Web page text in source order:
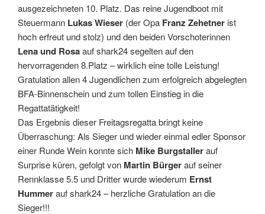
ausgezeichneten 10. Platz. Das reine Jugendboot mit
Steuermann Lukas Wieser (der Opa Franz Zehetner ist
hoch erfreut und stolz) und den beiden Vorschoterinnen
Lena und Rosaauf shark24 segelten auf den
hervorragenden 8.Platz – wirklich eine tolle Leistung!
Gratulation allen 4 Jugendlichen zum erfolgreich abgelegten
BFA-Binnenschein und zum tollen Einstieg in die
Regattatätigkeit!
Das Ergebnis dieser Freitagsregatta bringt keine
Überraschung: Als Sieger und wieder einmal edler Sponsor
einer Runde Wein konnte sich Mike Burgstallerauf
Surprise küren, gefolgt von Martin Bürgerauf seiner
Rennklasse 5.5 und Dritter wurde wiederum Ernst
Hummerauf shark24 – herzliche Gratulation an die
Sieger!!!